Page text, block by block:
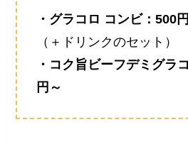
・グラコロ コンビ：500
（＋ドリンクのセット）
・コク旨ビーフデミグラ
円～